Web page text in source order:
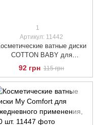
1
Артикул: 11442
ватные диски
COTTON BABY для
ежедневного ухода, 150 шт.
92 грн 115 грн